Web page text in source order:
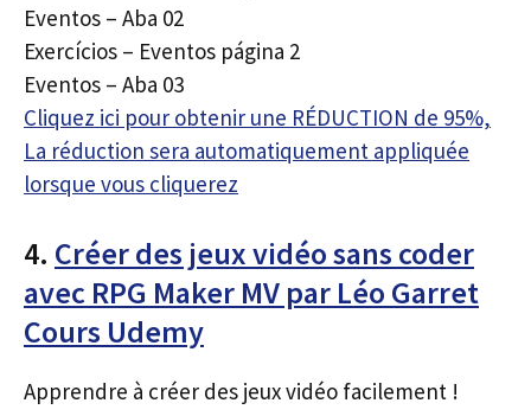
Eventos – Aba 02
Exercícios – Eventos página 2
Eventos – Aba 03
Cliquez ici pour obtenir une RÉDUCTION de 95%,
La réduction sera automatiquement appliquée
lorsque vous cliquerez
4. Créer des jeux vidéo sans coder
avec RPG Maker MV par Léo Garret
Cours Udemy
Apprendre à créer des jeux vidéo facilement !